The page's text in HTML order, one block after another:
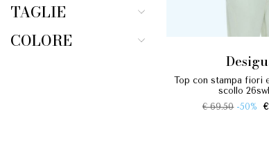
TAGLIE
COLORE
top con stampa fiori e laccetto sullo
scollo
€ 69.50 -50%